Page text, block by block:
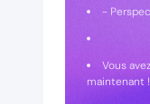
-
Vous
maintenant !